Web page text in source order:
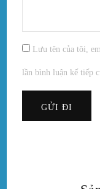
Lưu tên của tôi,
lần bình luận kế tiếp